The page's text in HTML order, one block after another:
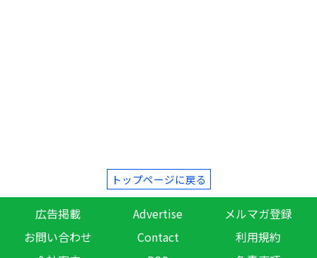
トップページに戻る
広告掲載 Advertise
メルマガ登録
お問い合わせ
Contact
利用規約